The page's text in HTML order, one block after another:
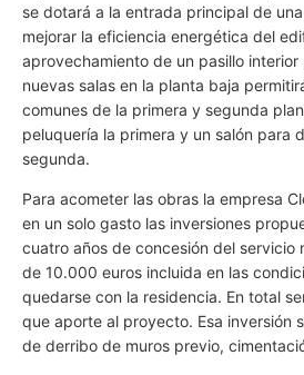
se dotará a la entrada principal de
mejorar la eficiencia energética del
aprovechamiento de un pasillo
nuevas salas en la planta baja
comunes de la primera y segunda
peluquería la primera y un salón para
segunda.
Para acometer las obras la empresa
en un solo gasto las inversiones
cuatro años de concesión del servicio
de 10.000 euros incluida en las
quedarse con la residencia. En total
que aporte al proyecto. Esa inversión
de derribo de muros previo,